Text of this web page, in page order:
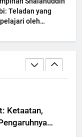
Teladan yang
oleh
Melihat
Allah
Ketaatan,